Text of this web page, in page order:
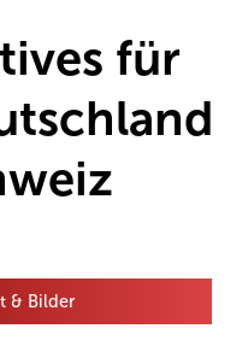
für
& Bilder